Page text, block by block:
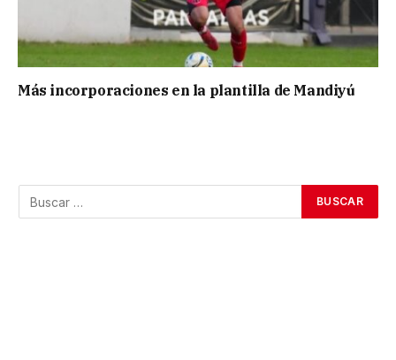
Más incorporaciones en la plantilla de Mandiyú